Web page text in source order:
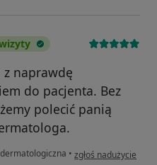
z naprawdę
do pacjenta. Bez
polecić panią
• w opinii użytkownika
zgłoś nadużycie